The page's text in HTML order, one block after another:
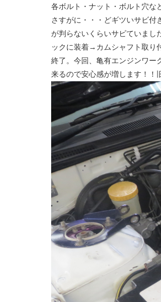
各ボルト・ナット・ボルト穴な
さすがに・・・どギツいサビ付
が判らないくらいサビていま
ックに装着→カムシャフト取り
終了。今回、亀有エンジンワー
来るので安心感が増します！！